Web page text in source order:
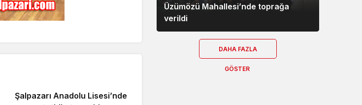
Şalpazarı Anadolu Lisesi’nde
Üzümözü Mahallesi’nde toprağa
verildi
DAHA FAZLA
GÖSTER